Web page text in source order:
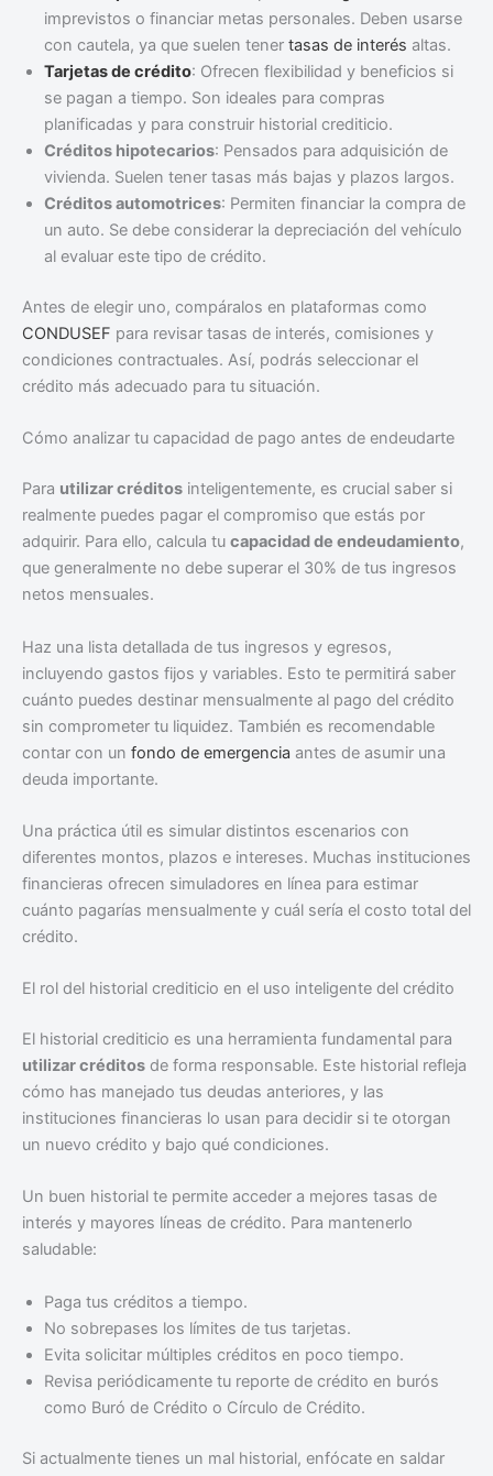
imprevistos o financiar metas personales. Deben usarse
con cautela, ya que suelen tener tasas de interés altas.
Tarjetas de crédito: Ofrecen flexibilidad y beneficios si
se pagan a tiempo. Son ideales para compras
planificadas y para construir historial crediticio.
Créditos hipotecarios: Pensados para adquisición de
vivienda. Suelen tener tasas más bajas y plazos largos.
Créditos automotrices: Permiten financiar la compra de
un auto. Se debe considerar la depreciación del vehículo
al evaluar este tipo de crédito.
Antes de elegir uno, compáralos en plataformas como
CONDUSEF para revisar tasas de interés, comisiones y
condiciones contractuales. Así, podrás seleccionar el
crédito más adecuado para tu situación.
Cómo analizar tu capacidad de pago antes de endeudarte
Para utilizar créditos inteligentemente, es crucial saber si
realmente puedes pagar el compromiso que estás por
adquirir. Para ello, calcula tu capacidad de endeudamiento,
que generalmente no debe superar el 30% de tus ingresos
netos mensuales.
Haz una lista detallada de tus ingresos y egresos,
incluyendo gastos fijos y variables. Esto te permitirá saber
cuánto puedes destinar mensualmente al pago del crédito
sin comprometer tu liquidez. También es recomendable
contar con un fondo de emergencia antes de asumir una
deuda importante.
Una práctica útil es simular distintos escenarios con
diferentes montos, plazos e intereses. Muchas instituciones
financieras ofrecen simuladores en línea para estimar
cuánto pagarías mensualmente y cuál sería el costo total del
crédito.
El rol del historial crediticio en el uso inteligente del crédito
El historial crediticio es una herramienta fundamental para
utilizar créditos de forma responsable. Este historial refleja
cómo has manejado tus deudas anteriores, y las
instituciones financieras lo usan para decidir si te otorgan
un nuevo crédito y bajo qué condiciones.
Un buen historial te permite acceder a mejores tasas de
interés y mayores líneas de crédito. Para mantenerlo
saludable:
Paga tus créditos a tiempo.
No sobrepases los límites de tus tarjetas.
Evita solicitar múltiples créditos en poco tiempo.
Revisa periódicamente tu reporte de crédito en burós
como Buró de Crédito o Círculo de Crédito.
Si actualmente tienes un mal historial, enfócate en saldar